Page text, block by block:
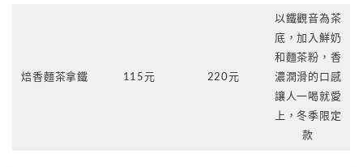
焙香麵茶拿鐵 115元 220元
以鐵觀音為茶
底，加入鮮奶
和麵茶粉，香
濃潤滑的口感
讓人一喝就愛
上，冬季限定
款